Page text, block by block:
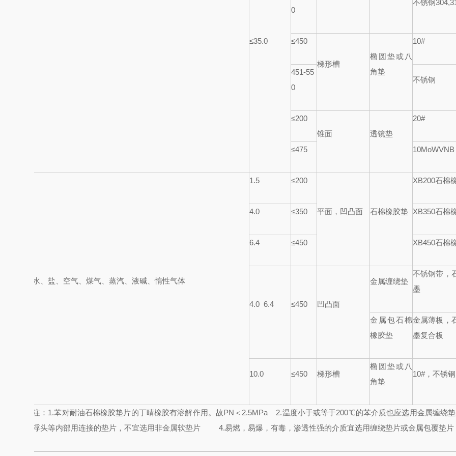
≤35.0
0
不锈钢
≤450
梯形槽
椭圆垫或八
角垫
10#
451-55
0
不锈钢
≤200
锥面
透镜垫
20#
≤475 10MoWVNB
水、盐、空气、煤气、蒸汽、液碱、惰性气体
1.5 ≤200
平面，凹凸面 石棉橡胶垫
XB200石棉
4.0 ≤350 XB350石棉
6.4 ≤450 XB450石棉
4.0 6.4 ≤450 凹凸面
金属缠绕垫
不锈钢带，
墨
金属包石棉
橡胶垫
金属薄板，
墨复合板
10.0 ≤450 梯形槽
椭圆垫或八
角垫
10#，不锈钢
注： 1.苯对耐油石棉橡胶垫片的丁晴橡胶有溶解作用。故PN ＜ 2.5MPa 2.温度小于或等于200℃的苯介质也应选用金属缠绕
浮头等内部用连接的垫片，不宜选用非金属软垫片
4.易燃，易爆，有毒，渗透性强的介质宜选用缠绕垫片或金属包覆垫片